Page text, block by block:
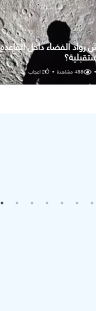
الفضاء داخل القاعدة
•
488مشاهدة •
2اعجاب